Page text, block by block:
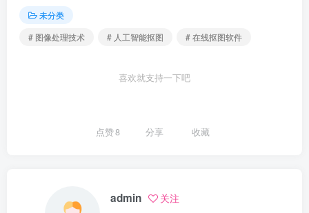
未分类
# 图像处理技术
# 人工智能抠图 # 在线抠图软件
喜欢就支持一下吧
点赞8 分享 收藏
admin 关注